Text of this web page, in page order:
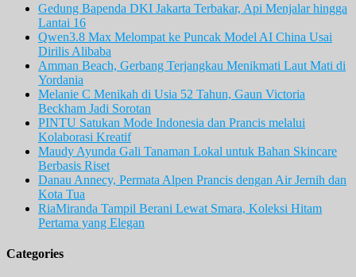
Gedung Bapenda DKI Jakarta Terbakar, Api Menjalar hingga
Lantai 16
Qwen3.8 Max Melompat ke Puncak Model AI China Usai
Dirilis Alibaba
Amman Beach, Gerbang Terjangkau Menikmati Laut Mati di
Yordania
Melanie C Menikah di Usia 52 Tahun, Gaun Victoria
Beckham Jadi Sorotan
PINTU Satukan Mode Indonesia dan Prancis melalui
Kolaborasi Kreatif
Maudy Ayunda Gali Tanaman Lokal untuk Bahan Skincare
Berbasis Riset
Danau Annecy, Permata Alpen Prancis dengan Air Jernih dan
Kota Tua
RiaMiranda Tampil Berani Lewat Smara, Koleksi Hitam
Pertama yang Elegan
Categories